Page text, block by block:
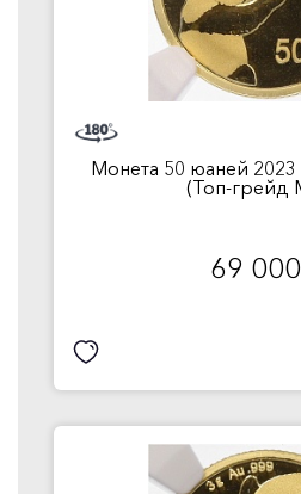
Монета 50 юаней 2023
(Топ-грейд
69 000